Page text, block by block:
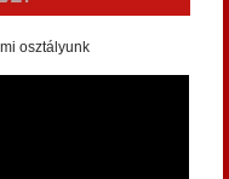
osztályunk